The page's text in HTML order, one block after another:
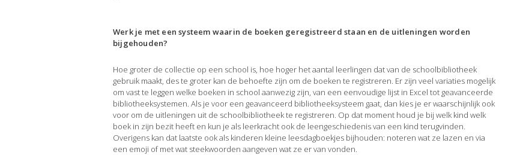
Werk je met een systeem waarin de boeken geregistreerd staan en de uitleningen worden
bijgehouden?
Hoe groter de collectie op een school is, hoe hoger het aantal leerlingen dat van de schoolbibliotheek
gebruik maakt, des te groter kan de behoefte zijn om de boeken te registreren. Er zijn veel variaties mogelijk
om vast te leggen welke boeken in school aanwezig zijn, van een eenvoudige lijst in Excel tot geavanceerde
bibliotheeksystemen. Als je voor een geavanceerd bibliotheeksysteem gaat, dan kies je er waarschijnlijk ook
voor om de uitleningen uit de schoolbibliotheek te registreren. Op dat moment houd je bij welk kind welk
boek in zijn bezit heeft en kun je als leerkracht ook de leengeschiedenis van een kind terugvinden.
Overigens kan dat laatste ook als kinderen kleine leesdagboekjes bijhouden: noteren wat ze lazen en via
een emoji of met wat steekwoorden aangeven wat ze er van vonden.